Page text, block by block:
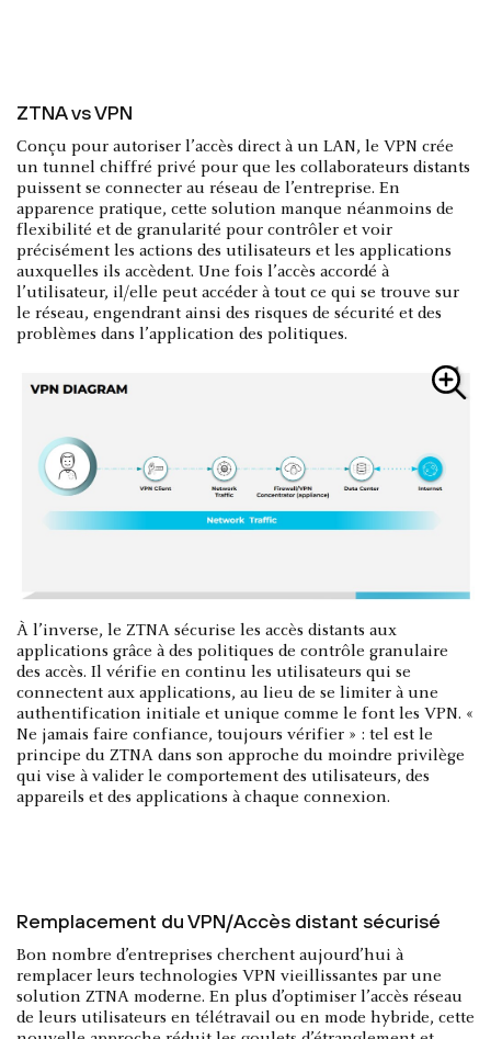
ZTNA vs VPN
Conçu pour autoriser l’accès direct à un LAN, le VPN crée
un tunnel chiffré privé pour que les collaborateurs distants
puissent se connecter au réseau de l’entreprise. En
apparence pratique, cette solution manque néanmoins de
flexibilité et de granularité pour contrôler et voir
précisément les actions des utilisateurs et les applications
auxquelles ils accèdent. Une fois l’accès accordé à
l’utilisateur, il/elle peut accéder à tout ce qui se trouve sur
le réseau, engendrant ainsi des risques de sécurité et des
problèmes dans l’application des politiques.
À l’inverse, le ZTNA sécurise les accès distants aux
applications grâce à des politiques de contrôle granulaire
des accès. Il vérifie en continu les utilisateurs qui se
connectent aux applications, au lieu de se limiter à une
authentification initiale et unique comme le font les VPN. «
Ne jamais faire confiance, toujours vérifier » : tel est le
principe du ZTNA dans son approche du moindre privilège
qui vise à valider le comportement des utilisateurs, des
appareils et des applications à chaque connexion.
Remplacement du VPN/Accès distant sécurisé
Bon nombre d’entreprises cherchent aujourd’hui à
remplacer leurs technologies VPN vieillissantes par une
solution ZTNA moderne. En plus d’optimiser l’accès réseau
de leurs utilisateurs en télétravail ou en mode hybride, cette